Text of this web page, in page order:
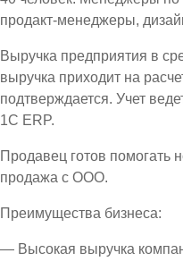
продакт-менеджеры,
Выручка предприятия в
выручка приходит на
подтверждается. Учет
1С ЕRP.
Продавец готов помогать
продажа с ООО.
Преимущества бизнеса:
— Высокая выручка